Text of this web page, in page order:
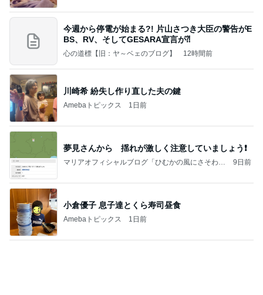
今週から停電が始まる?! 片山さつき大臣の警告がE
BS、RV、そしてGESARA宣言が⁈
心の道標【旧：ヤ～ベェのブログ】 12時間前
川崎希 紛失し作り直した夫の鍵
Amebaトピックス 1日前
夢見さんから 揺れが激しく注意していましょう❗️
マリアオフィシャルブログ「ひむかの風にさそわれ
9日前
小倉優子 息子達とくら寿司昼食
Amebaトピックス 1日前